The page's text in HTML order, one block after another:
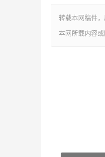
转载本网稿件
本网所载内容或